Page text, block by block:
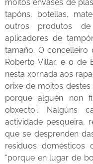
moitos envases de
tapóns, botellas,
outros produtos
aplicadores de
tamaño. O concelleiro
Roberto Villar, e o de
nesta xornada aos
orixe de moitos destes
porque alguén non
obxecto”. Nalgúns
actividade pesqueira,
que se desprenden
residuos
“porque en lugar de